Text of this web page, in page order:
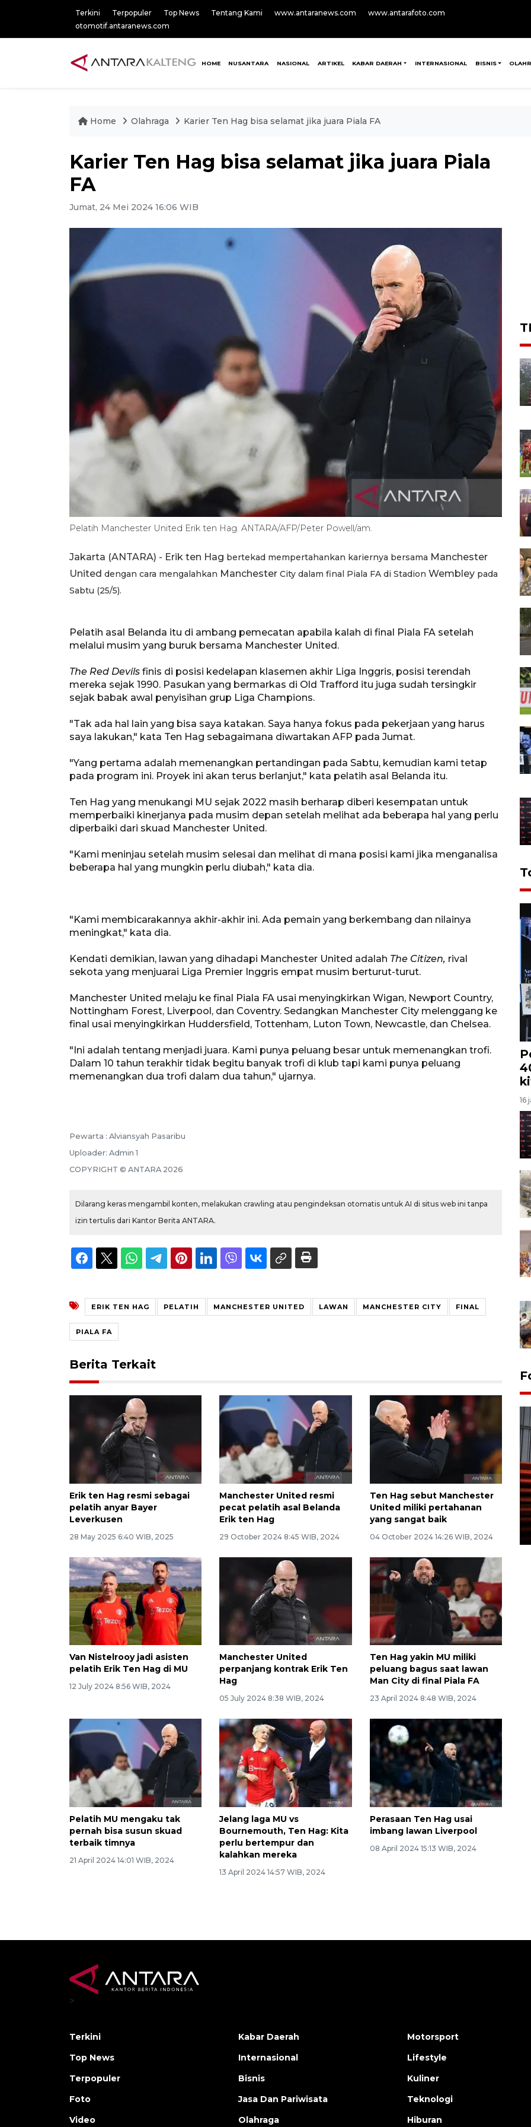
Terkini Terpopuler Top News Tentang Kami www.antaranews.com
www.antarafoto.com
otomotif.antaranews.com
HOME NUSANTARA NASIONAL ARTIKEL KABAR DAERAH INTERNASIONAL BISNIS
Home Olahraga Karier Ten Hag bisa selamat jika juara Piala FA
Karier Ten Hag bisa selamat jika juara Piala
FA
Jumat, 24 Mei 2024 16:06 WIB
Pelatih Manchester United Erik ten Hag. ANTARA/AFP/Peter Powell/am.
Jakarta (ANTARA) - Erik ten Hag bertekad mempertahankan kariernya bersama Manchester
United dengan cara mengalahkan Manchester City dalam final Piala FA di Stadion Wembley pada
Sabtu (25/5).
Pelatih asal Belanda itu di ambang pemecatan apabila kalah di final Piala FA setelah
melalui musim yang buruk bersama Manchester United.
The Red Devils finis di posisi kedelapan klasemen akhir Liga Inggris, posisi terendah
mereka sejak 1990. Pasukan yang bermarkas di Old Trafford itu juga sudah tersingkir
sejak babak awal penyisihan grup Liga Champions.
"Tak ada hal lain yang bisa saya katakan. Saya hanya fokus pada pekerjaan yang harus
saya lakukan," kata Ten Hag sebagaimana diwartakan AFP pada Jumat.
"Yang pertama adalah memenangkan pertandingan pada Sabtu, kemudian kami tetap
pada program ini. Proyek ini akan terus berlanjut," kata pelatih asal Belanda itu.
Ten Hag yang menukangi MU sejak 2022 masih berharap diberi kesempatan untuk
memperbaiki kinerjanya pada musim depan setelah melihat ada beberapa hal yang perlu
diperbaiki dari skuad Manchester United.
"Kami meninjau setelah musim selesai dan melihat di mana posisi kami jika menganalisa
beberapa hal yang mungkin perlu diubah," kata dia.
"Kami membicarakannya akhir-akhir ini. Ada pemain yang berkembang dan nilainya
meningkat," kata dia.
Kendati demikian, lawan yang dihadapi Manchester United adalah The Citizen, rival
sekota yang menjuarai Liga Premier Inggris empat musim berturut-turut.
Manchester United melaju ke final Piala FA usai menyingkirkan Wigan, Newport Country,
Nottingham Forest, Liverpool, dan Coventry. Sedangkan Manchester City melenggang ke
final usai menyingkirkan Huddersfield, Tottenham, Luton Town, Newcastle, dan Chelsea.
"Ini adalah tentang menjadi juara. Kami punya peluang besar untuk memenangkan trofi.
Dalam 10 tahun terakhir tidak begitu banyak trofi di klub tapi kami punya peluang
memenangkan dua trofi dalam dua tahun," ujarnya.
Pewarta : Alviansyah Pasaribu
Uploader: Admin 1
COPYRIGHT © ANTARA 2026
Dilarang keras mengambil konten, melakukan crawling atau pengindeksan otomatis untuk AI di situs web ini tanpa
izin tertulis dari Kantor Berita ANTARA.
ERIK TEN HAG PELATIH MANCHESTER UNITED LAWAN MANCHESTER CITY FINAL
PIALA FA
Berita Terkait
Erik ten Hag resmi sebagai
pelatih anyar Bayer
Leverkusen
28 May 2025 6:40 WIB, 2025
Manchester United resmi
pecat pelatih asal Belanda
Erik ten Hag
29 October 2024 8:45 WIB, 2024
Ten Hag sebut Manchester
United miliki pertahanan
yang sangat baik
04 October 2024 14:26 WIB, 2024
Van Nistelrooy jadi asisten
pelatih Erik Ten Hag di MU
12 July 2024 8:56 WIB, 2024
Manchester United
perpanjang kontrak Erik Ten
Hag
05 July 2024 8:38 WIB, 2024
Ten Hag yakin MU miliki
peluang bagus saat lawan
Man City di final Piala FA
23 April 2024 8:48 WIB, 2024
Pelatih MU mengaku tak
pernah bisa susun skuad
terbaik timnya
21 April 2024 14:01 WIB, 2024
Jelang laga MU vs
Bournemouth, Ten Hag: Kita
perlu bertempur dan
kalahkan mereka
13 April 2024 14:57 WIB, 2024
Perasaan Ten Hag usai
imbang lawan Liverpool
08 April 2024 15:13 WIB, 2024
16
Prediksi puncak musim
kemarau di Kalimantan
Tengah
>
Terkini
Top News
Terpopuler
Foto
Video
Kabar Daerah
Internasional
Bisnis
Jasa Dan Pariwisata
Olahraga
Motorsport
Lifestyle
Kuliner
Teknologi
Hiburan